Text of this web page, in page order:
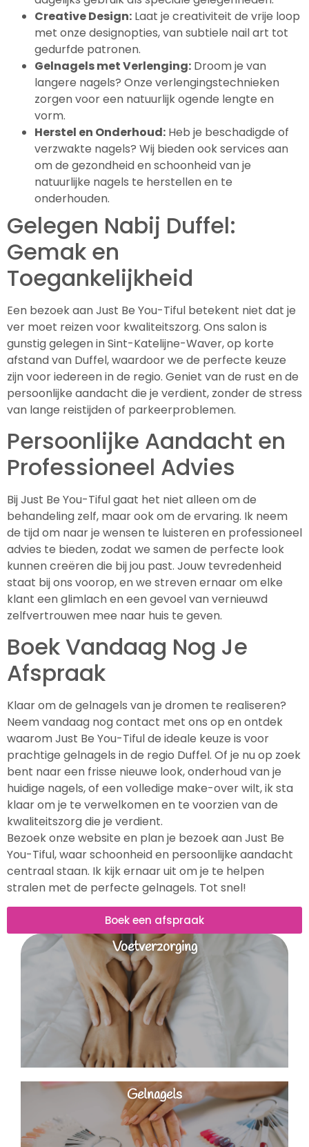
Creative Design: Laat je creativiteit de vrije loop
met onze designopties, van subtiele nail art tot
gedurfde patronen.
Gelnagels met Verlenging: Droom je van
langere nagels? Onze verlengingstechnieken
zorgen voor een natuurlijk ogende lengte en
vorm.
Herstel en Onderhoud: Heb je beschadigde of
verzwakte nagels? Wij bieden ook services aan
om de gezondheid en schoonheid van je
natuurlijke nagels te herstellen en te
onderhouden.
Gelegen Nabij Duffel:
Gemak en
Toegankelijkheid
Een bezoek aan Just Be You-Tiful betekent niet dat je
ver moet reizen voor kwaliteitszorg. Ons salon is
gunstig gelegen in Sint-Katelijne-Waver, op korte
afstand van Duffel, waardoor we de perfecte keuze
zijn voor iedereen in de regio. Geniet van de rust en de
persoonlijke aandacht die je verdient, zonder de stress
van lange reistijden of parkeerproblemen.
Persoonlijke Aandacht en
Professioneel Advies
Bij Just Be You-Tiful gaat het niet alleen om de
behandeling zelf, maar ook om de ervaring. Ik neem
de tijd om naar je wensen te luisteren en professioneel
advies te bieden, zodat we samen de perfecte look
kunnen creëren die bij jou past. Jouw tevredenheid
staat bij ons voorop, en we streven ernaar om elke
klant een glimlach en een gevoel van vernieuwd
zelfvertrouwen mee naar huis te geven.
Boek Vandaag Nog Je
Afspraak
Klaar om de gelnagels van je dromen te realiseren?
Neem vandaag nog contact met ons op en ontdek
waarom Just Be You-Tiful de ideale keuze is voor
prachtige gelnagels in de regio Duffel. Of je nu op zoek
bent naar een frisse nieuwe look, onderhoud van je
huidige nagels, of een volledige make-over wilt, ik sta
klaar om je te verwelkomen en te voorzien van de
kwaliteitszorg die je verdient.
Bezoek onze website en plan je bezoek aan Just Be
You-Tiful, waar schoonheid en persoonlijke aandacht
centraal staan. Ik kijk ernaar uit om je te helpen
stralen met de perfecte gelnagels. Tot snel!
Boek een afspraak
Voetverzorging
Gelnagels